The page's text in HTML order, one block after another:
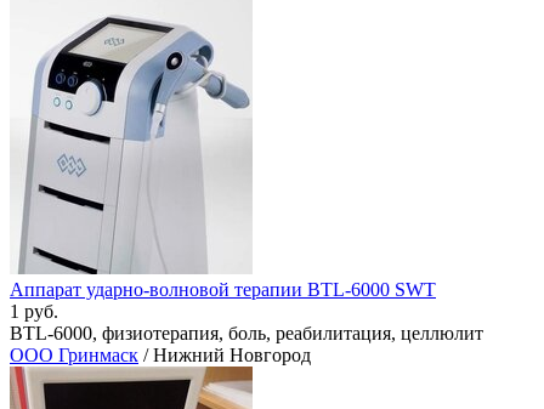
Аппарат ударно-волновой терапии BTL-6000 SWT
1 руб.
BTL-6000, физиотерапия, боль, реабилитация, целлюлит
ООО Гринмаск / Нижний Новгород